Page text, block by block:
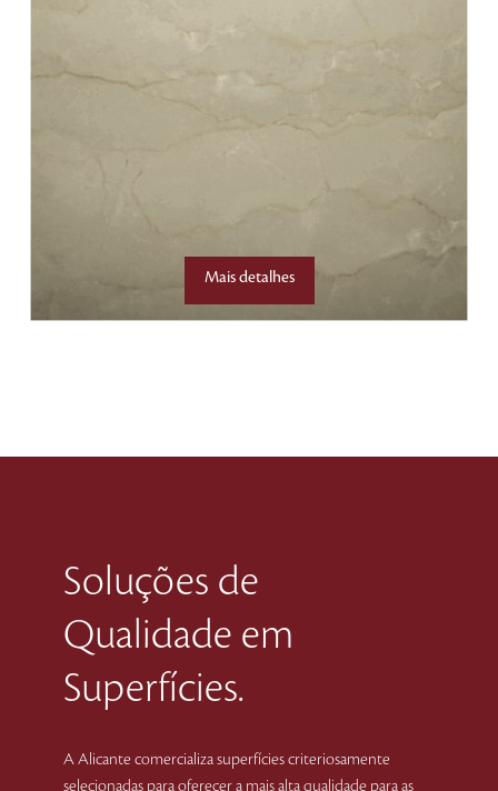
Mais detalhes
Soluções de
Qualidade em
Superfícies.
A Alicante comercializa superfícies criteriosamente
selecionadas para oferecer a mais alta qualidade para as